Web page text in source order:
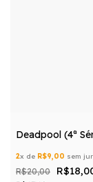
Deadpool (4ª
2x de R$9,00 sem
R$20,00